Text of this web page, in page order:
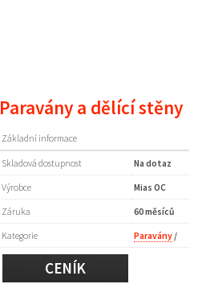
Paravány a dělící stěny
Základní informace
Skladová dostupnost
Na dotaz
Výrobce
Mias OC
Záruka
60 měsíců
Kategorie
Paravány/
CENÍK